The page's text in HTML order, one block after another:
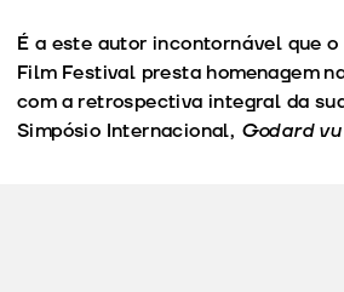
É a este autor incontornável que
Film Festival presta homenagem
com a retrospectiva integral da
Simpósio Internacional, Godard